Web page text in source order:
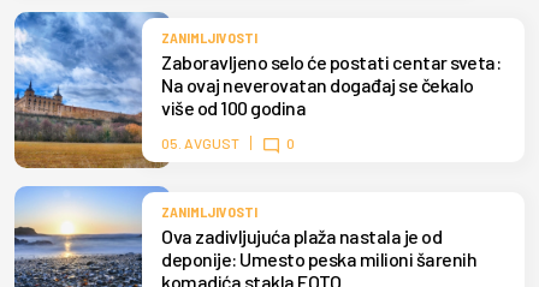
ZANIMLJIVOSTI
Zaboravljeno selo će postati centar sveta:
Na ovaj neverovatan događaj se čekalo
više od 100 godina
05. AVGUST 0
ZANIMLJIVOSTI
Ova zadivljujuća plaža nastala je od
deponije: Umesto peska milioni šarenih
komadića stakla FOTO